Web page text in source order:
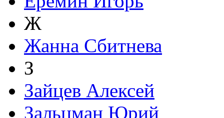
Ж
Жанна Сбитнева
З
Зайцев Алексей
Зальцман Юрий